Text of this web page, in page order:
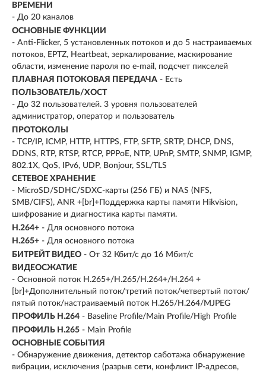
ВРЕМЕНИ
- До 20 каналов
ОСНОВНЫЕ ФУНКЦИИ
- Anti-Flicker, 5 установленных потоков и до 5 настраиваемых
потоков, EPTZ, Heartbeat, зеркалирование, маскирование
области, изменение пароля по e-mail, подсчет пикселей
ПЛАВНАЯ ПОТОКОВАЯ ПЕРЕДАЧА - Есть
ПОЛЬЗОВАТЕЛЬ/ХОСТ
- До 32 пользователей. 3 уровня пользователей
администратор, оператор и пользователь
ПРОТОКОЛЫ
- TCP/IP, ICMP, HTTP, HTTPS, FTP, SFTP, SRTP, DHCP, DNS,
DDNS, RTP, RTSP, RTCP, PPPoE, NTP, UPnP, SMTP, SNMP, IGMP,
802.1X, QoS, IPv6, UDP, Bonjour, SSL/TLS
СЕТЕВОЕ ХРАНЕНИЕ
- MicroSD/SDHC/SDXC-карты (256 ГБ) и NAS (NFS,
SMB/CIFS), ANR +[br]+Поддержка карты памяти Hikvision,
шифрование и диагностика карты памяти.
H.264+ - Для основного потока
H.265+ - Для основного потока
БИТРЕЙТ ВИДЕО - От 32 Кбит/с до 16 Мбит/с
ВИДЕОСЖАТИЕ
- Основной поток H.265+/H.265/H.264+/H.264 +
[br]+Дополнительный поток/третий поток/четвертый поток/
пятый поток/настраиваемый поток H.265/H.264/MJPEG
ПРОФИЛЬ H.264 - Baseline Profile/Main Profile/High Profile
ПРОФИЛЬ H.265 - Main Profile
ОСНОВНЫЕ СОБЫТИЯ
- Обнаружение движения, детектор саботажа обнаружение
вибрации, исключения (разрыв сети, конфликт IP-адресов,